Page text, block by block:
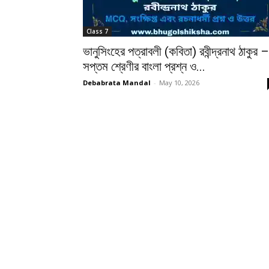
Class 7
ভানুসিংহের পত্রাবলী (কবিতা) রবীন্দ্রনাথ ঠাকুর –
সপ্তম শ্রেণীর বাংলা প্রশ্ন ও...
Debabrata Mandal - May 10, 2026